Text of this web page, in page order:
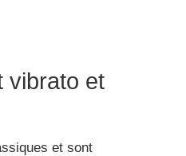
vibrato et
et sont